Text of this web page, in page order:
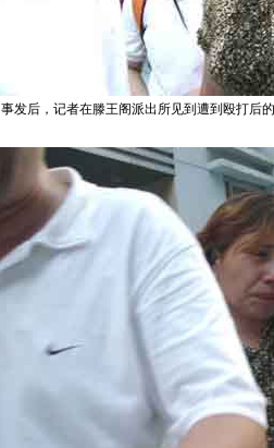
事发后，记者在滕王阁派出所见到遭到殴打后